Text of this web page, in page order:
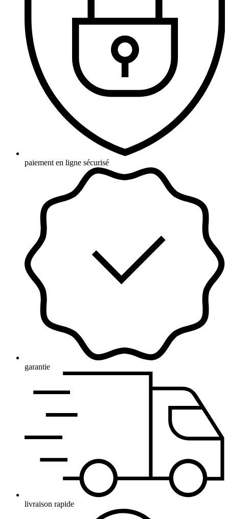
paiement en ligne sécurisé
garantie
livraison rapide